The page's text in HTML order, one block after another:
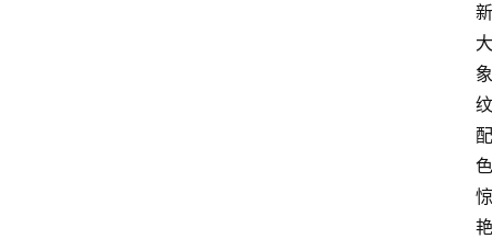
新
大
象
纹
配
色
惊
艳